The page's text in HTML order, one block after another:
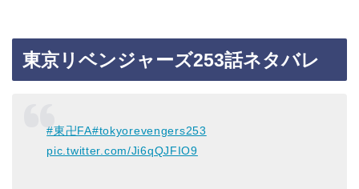
東京リベンジャーズ253話ネタバレ
#東卍FA#tokyorevengers253
pic.twitter.com/Ji6qQJFIO9